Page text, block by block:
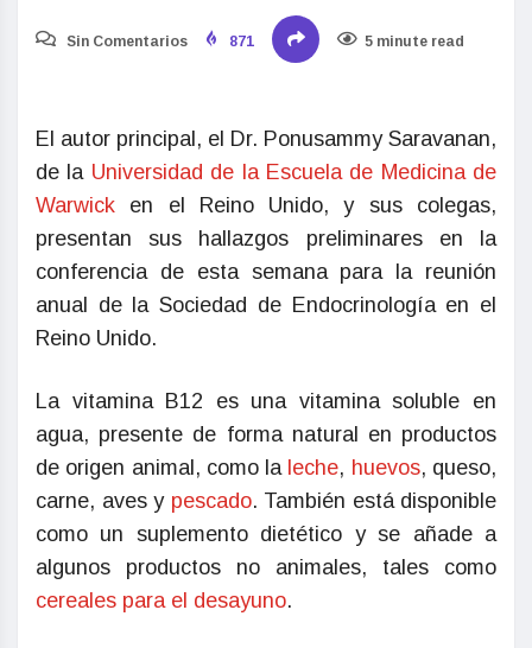
Sin Comentarios 871 5 minute read
El autor principal, el Dr. Ponusammy Saravanan,
de la Universidad de la Escuela de Medicina de
Warwick en el Reino Unido, y sus colegas,
presentan sus hallazgos preliminares en la
conferencia de esta semana para la reunión
anual de la Sociedad de Endocrinología en el
Reino Unido.
La vitamina B12 es una vitamina soluble en
agua, presente de forma natural en productos
de origen animal, como la leche, huevos, queso,
carne, aves y pescado. También está disponible
como un suplemento dietético y se añade a
algunos productos no animales, tales como
cereales para el desayuno.